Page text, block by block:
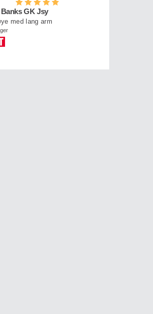
Karakter:
GK Jsy
med lang arm